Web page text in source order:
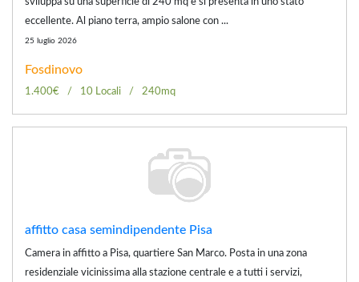
eccellente. Al piano terra, ampio salone con ...
25 luglio 2026
Fosdinovo
1.400€ 10 Locali 240mq
affitto casa semindipendente Pisa
Camera in affitto a Pisa, quartiere San Marco. Posta in una zona
residenziale vicinissima alla stazione centrale e a tutti i servizi,